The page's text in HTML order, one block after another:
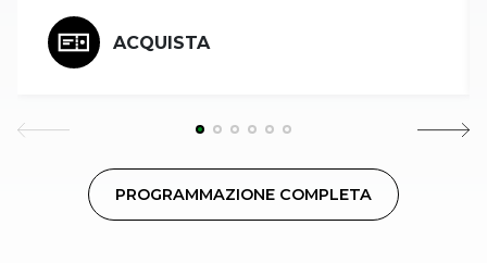
ACQUISTA
PROGRAMMAZIONE COMPLETA